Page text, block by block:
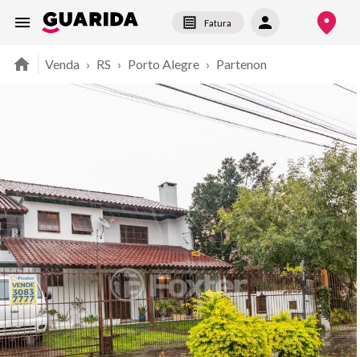
Fatura
Venda › RS › Porto Alegre › Partenon